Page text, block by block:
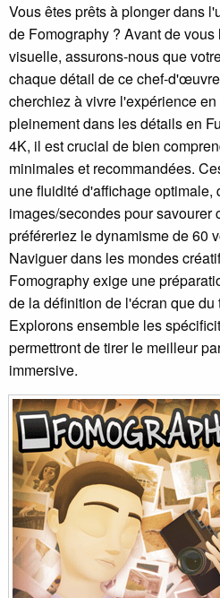
Vous êtes prêts à plonger dans
de Fomography ? Avant de
visuelle, assurons-nous que
chaque détail de ce chef-
cherchiez à vivre l'expérience
pleinement dans les détails en
4K, il est crucial de bien
minimales et recommandées.
une fluidité d'affichage optimale,
images/secondes pour savourer
préféreriez le dynamisme de 60
Naviguer dans les mondes
Fomography exige une
de la définition de l'écran que
Explorons ensemble les
permettront de tirer le meilleur
immersive.